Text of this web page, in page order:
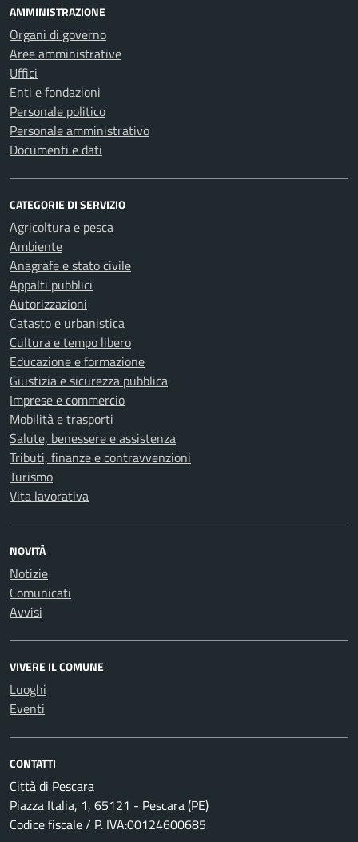
AMMINISTRAZIONE
Organi di governo
Aree amministrative
Uffici
Enti e fondazioni
Personale politico
Personale amministrativo
Documenti e dati
CATEGORIE DI SERVIZIO
Agricoltura e pesca
Ambiente
Anagrafe e stato civile
Appalti pubblici
Autorizzazioni
Catasto e urbanistica
Cultura e tempo libero
Educazione e formazione
Giustizia e sicurezza pubblica
Imprese e commercio
Mobilità e trasporti
Salute, benessere e assistenza
Tributi, finanze e contravvenzioni
Turismo
Vita lavorativa
NOVITÀ
Notizie
Comunicati
Avvisi
VIVERE IL COMUNE
Luoghi
Eventi
CONTATTI
Città di Pescara
Piazza Italia, 1, 65121 - Pescara (PE)
Codice fiscale / P. IVA:00124600685